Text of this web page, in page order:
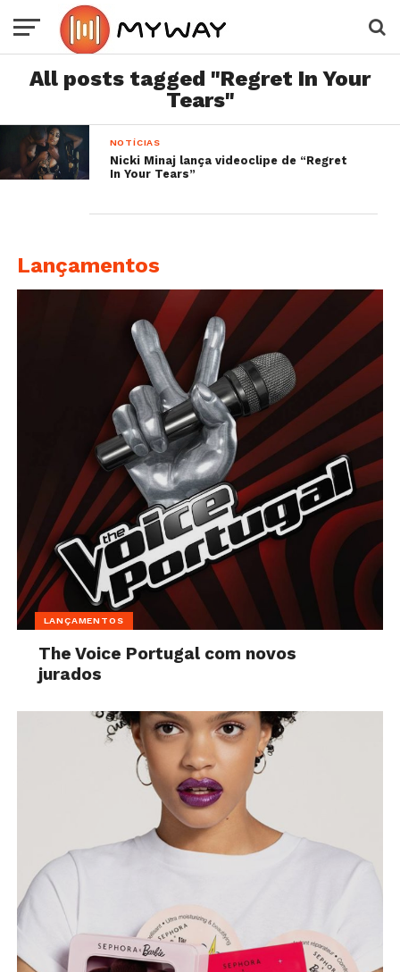
All posts tagged "Regret In Your
Tears"
NOTÍCIAS
Nicki Minaj lança videoclipe de “Regret
In Your Tears”
Lançamentos
LANÇAMENTOS
The Voice Portugal com novos
jurados